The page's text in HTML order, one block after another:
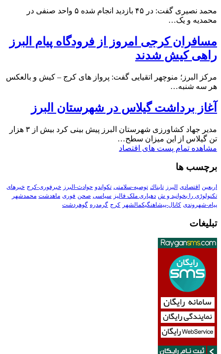
محمد نصیری گفت: در ۴۵ بازدید انجام شده ۵ واحد صنفی در
محمدیه و یک…
مسافران کرجی امروز از فرودگاه پیام البرز
راهی کیش شدند
مرکز البرز؛ منوچهر اتقیایی گفت: پرواز های کرج – کیش و بالعکس
هر سه شنبه…
آغاز برداشت گیلاس در شهرستان البرز
مدیر جهاد کشاورزی شهرستان البرز پیش بینی کرد بیش از ۳ هزار
تن گیلاس از این میزان سطح…
مشاهده تمام پست های اقتصاد
برچسب ها
اربعین اقتصادی البرز تابناك توصیه-سلامتی تکواندو حوادث-البرز خبرفوری-کرج خبرهای
تکنولوڑی را بخوانید و ش دهیاری ملک فالیز سیاسی صحن فوری ماهدشت محمدشهر
پیام-شهروندی کانال-پیشاهنگیکمالشهر کرج گرمدره گوهردشت
تبلیغات